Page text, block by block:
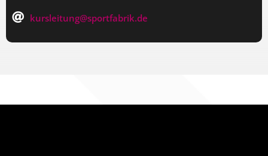
kursleitung@sportfabrik.de